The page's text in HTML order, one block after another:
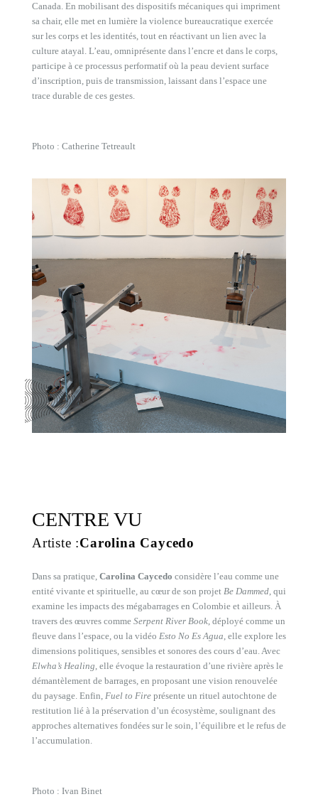
Canada. En mobilisant des dispositifs mécaniques qui impriment
sa chair, elle met en lumière la violence bureaucratique exercée
sur les corps et les identités, tout en réactivant un lien avec la
culture atayal. L’eau, omniprésente dans l’encre et dans le corps,
participe à ce processus performatif où la peau devient surface
d’inscription, puis de transmission, laissant dans l’espace une
trace durable de ces gestes.
Photo : Catherine Tetreault
CENTRE VU
Artiste :Carolina Caycedo
Dans sa pratique, Carolina Caycedo considère l’eau comme une
entité vivante et spirituelle, au cœur de son projet Be Dammed, qui
examine les impacts des mégabarrages en Colombie et ailleurs. À
travers des œuvres comme Serpent River Book, déployé comme un
fleuve dans l’espace, ou la vidéo Esto No Es Agua, elle explore les
dimensions politiques, sensibles et sonores des cours d’eau. Avec
Elwha’s Healing, elle évoque la restauration d’une rivière après le
démantèlement de barrages, en proposant une vision renouvelée
du paysage. Enfin, Fuel to Fire présente un rituel autochtone de
restitution lié à la préservation d’un écosystème, soulignant des
approches alternatives fondées sur le soin, l’équilibre et le refus de
l’accumulation.
Photo : Ivan Binet